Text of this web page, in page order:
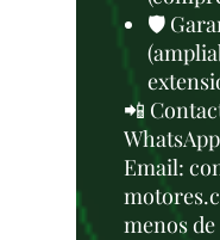
🛡️
📲
Email:
menos de